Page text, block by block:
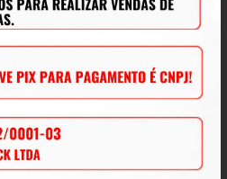
pelo período de 90
determinado por lei a contar da
de venda e conforme condições
produto contra defeitos de
integridade física e/ou o
este período, será submetida
as peças e componentes que
de projeto e/ou fabricação.